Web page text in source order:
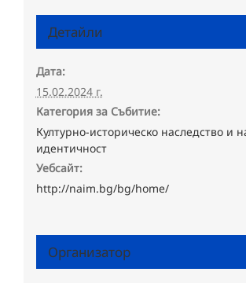
Детайли
Дата:
15.02.2024 г.
Категория за Събитие:
Културно-историческо наследство и
идентичност
Уебсайт:
http://naim.bg/bg/home/
Организатор